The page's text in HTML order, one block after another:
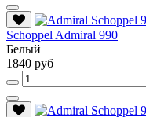
Schoppel Admiral 990
Белый
1840 руб